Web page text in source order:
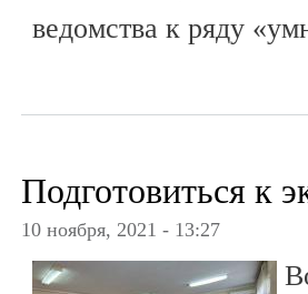
ведомства к ряду
Подготовиться к
10 ноября, 2021 - 13:27